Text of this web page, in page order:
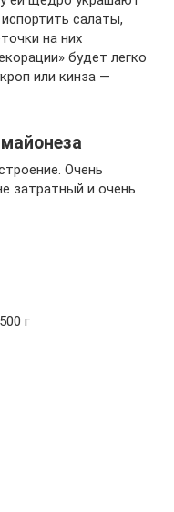
салаты,
на них
будет легко
или кинза —
Очень
затратный и очень
г